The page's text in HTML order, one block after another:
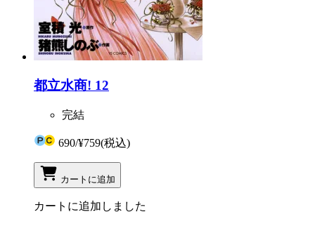
都立水商! 12
完結
690/¥759(税込)
カートに追加
カートに追加しました